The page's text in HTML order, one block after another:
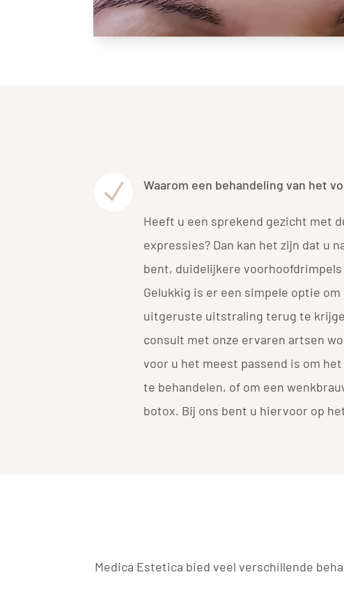
N
Waarom een behandeling van het
Heeft u een sprekend gezicht met
expressies? Dan kan het zijn dat u
bent, duidelijkere
Gelukkig is er een simpele optie
uitgeruste uitstraling terug te
consult met onze ervaren artsen
voor u het meest passend is om
te behandelen, of om een
botox. Bij ons bent u hiervoor op
Medica Estetica bied veel verschillende